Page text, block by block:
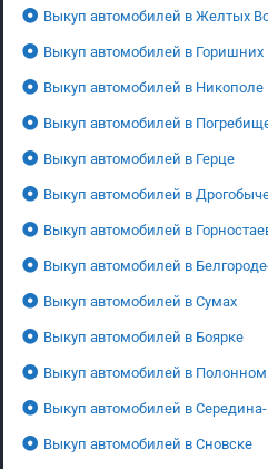
Выкуп автомобилей в Желтых
Выкуп автомобилей в Горишних
Выкуп автомобилей в Никополе
Выкуп автомобилей в
Выкуп автомобилей в Герце
Выкуп автомобилей в
Выкуп автомобилей в
Выкуп автомобилей в
Выкуп автомобилей в Сумах
Выкуп автомобилей в Боярке
Выкуп автомобилей в Полонном
Выкуп автомобилей в
Выкуп автомобилей в Сновске